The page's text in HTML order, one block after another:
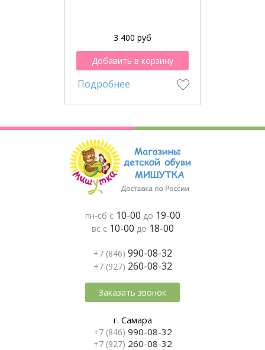
3 400 руб
Добавить в корзину
Подробнее
пн-сб с 10-00 до 19-00
вс с 10-00 до 18-00
+7 (846) 990-08-32
+7 (927) 260-08-32
Заказать звонок
г. Самара
+7 (846) 990-08-32
+7 (927) 260-08-32